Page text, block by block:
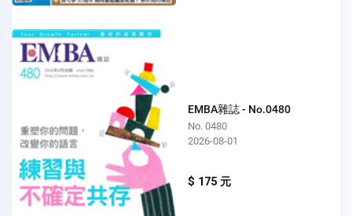
EMBA雜誌 - No.0480
No. 0480
2026-08-01
$ 175 元